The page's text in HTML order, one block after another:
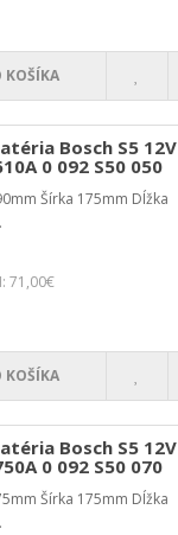
KOŠÍKA
Bosch S5 12V
0 092 S50 050
Šírka 175mm Dĺžka
71,00€
KOŠÍKA
Bosch S5 12V
0 092 S50 070
Šírka 175mm Dĺžka